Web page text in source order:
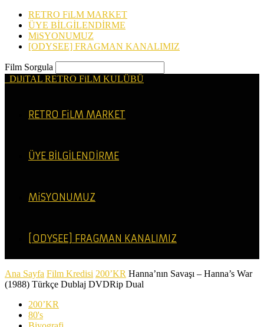
RETRO FiLM MARKET
ÜYE BİLGİLENDİRME
MiSYONUMUZ
[ODYSEE] FRAGMAN KANALIMIZ
Film Sorgula
DiJiTAL RETRO FiLM KULÜBÜ
RETRO FiLM MARKET
ÜYE BİLGİLENDİRME
MiSYONUMUZ
[ODYSEE] FRAGMAN KANALIMIZ
Ana Sayfa Film Kredisi 200’KR Hanna’nın Savaşı – Hanna’s War
(1988) Türkçe Dublaj DVDRip Dual
200’KR
80's